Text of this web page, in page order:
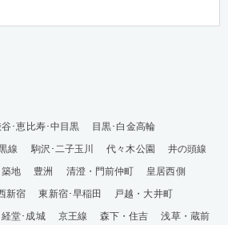
･恵比寿･中目黒
目黒･白金高輪
線 駒沢･二子玉川 代々木公園
井の頭線
地 豊洲 清澄・門前仲町
皇居西側
新宿 東新宿･早稲田
戸越・大井町
経堂･成城 京王線 森下・住吉
浅草・蔵前